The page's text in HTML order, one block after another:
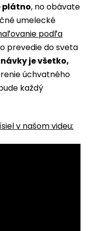
plátno, no obávate
umelecké
podľa
prevedie do sveta
je všetko,
úchvatného
každý
v našom videu: